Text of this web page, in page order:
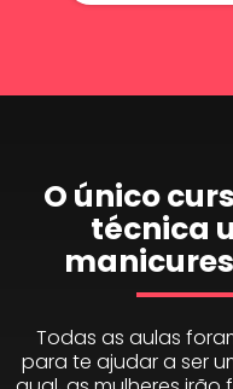
O único
técnica
Todas as aulas
para te ajudar a ser